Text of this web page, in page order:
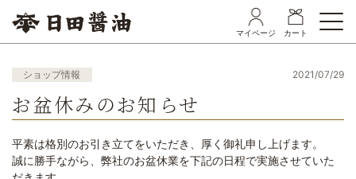
カート
マイページ
ショップ情報 2021/07/29
お盆休みのお知らせ
平素は格別のお引き立てをいただき、厚く御礼申し上げます。
誠に勝手ながら、弊社のお盆休業を下記の日程で実施させていた